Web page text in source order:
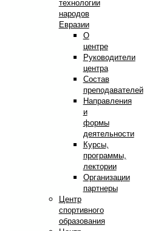
технологии
народов
Евразии
О
центре
Руководители
центра
Состав
преподавателей
Направления
и
формы
деятельности
Курсы,
программы,
лектории
Организации
партнеры
Центр
спортивного
образования